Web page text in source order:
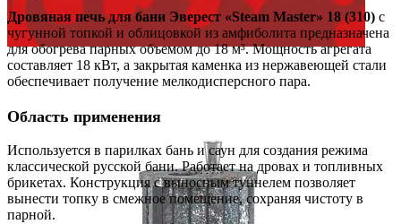
Дровяная печь для бани Эверест «Steam Master» 18 (310) с
чугунной топкой и облицовкой из амфиболита предназначена
для обогрева парных объемом до 18 м³. Мощность агрегата
составляет 18 кВт, а закрытая каменка из нержавеющей стали
обеспечивает получение мелкодисперсного пара.
Область применения
Используется в парилках бань и саун для создания режима
классической русской бани. Работает на дровах и топливных
брикетах. Конструкция с выносным туннелем позволяет
вынести топку в смежное помещение, сохраняя чистоту в
парной.